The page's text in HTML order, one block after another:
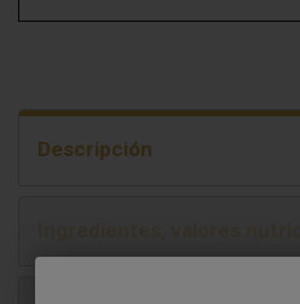
Descripción